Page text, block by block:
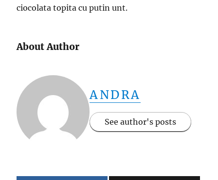
ciocolata topita cu putin unt.
About Author
ANDRA
See author's posts